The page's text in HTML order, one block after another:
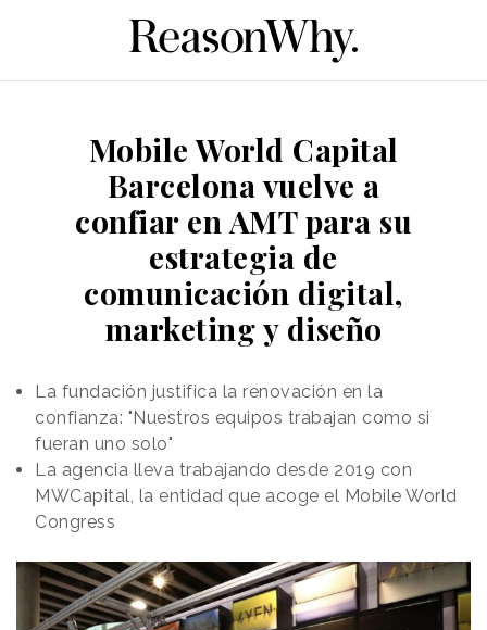
Mobile World Capital
Barcelona vuelve a
confiar en AMT para su
estrategia de
comunicación digital,
marketing y diseño
La fundación justifica la renovación en la
confianza: "Nuestros equipos trabajan como si
fueran uno solo"
La agencia lleva trabajando desde 2019 con
MWCapital, la entidad que acoge el Mobile World
Congress